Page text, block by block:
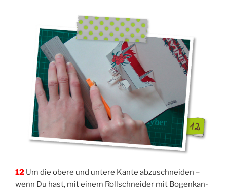
12 Um die obe­re und unte­re Kan­te abzu­schnei­den –
wenn Du hast, mit einem Roll­schnei­der mit Bogen­kan­